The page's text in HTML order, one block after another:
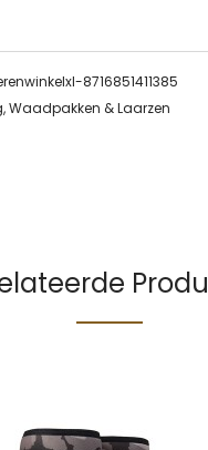
8716851411385
Waadpakken & Laarzen